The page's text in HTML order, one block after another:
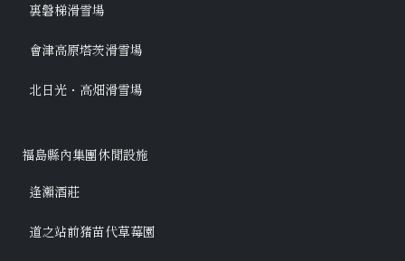
裏磐梯滑雪場
會津高原塔茨滑雪場
北日光・高畑滑雪場
福島縣內集團休閒設施
逢瀨酒莊
道之站前猪苗代草莓園